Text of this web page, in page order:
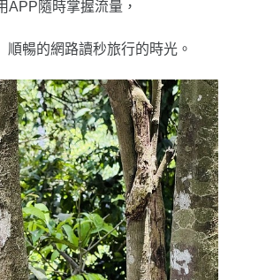
APP隨時掌握流量，
順暢的網路讀秒旅行的時光。